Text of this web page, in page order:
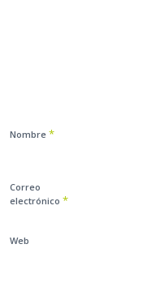
Nombre *
Correo
electrónico *
Web